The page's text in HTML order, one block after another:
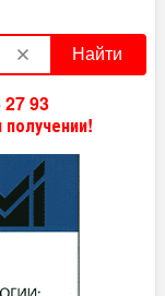
Найти
27 93
получении!